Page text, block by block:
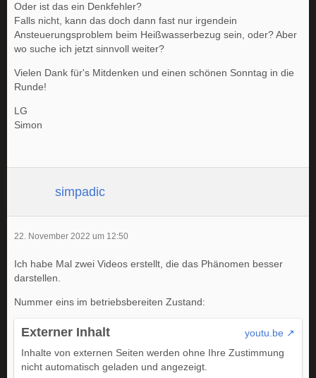
Oder ist das ein Denkfehler?
Falls nicht, kann das doch dann fast nur irgendein
Ansteuerungsproblem beim Heißwasserbezug sein, oder? Aber
wo suche ich jetzt sinnvoll weiter?
Vielen Dank für's Mitdenken und einen schönen Sonntag in die
Runde!
LG
Simon
simpadic
22. November 2022 um 12:50
Ich habe Mal zwei Videos erstellt, die das Phänomen besser
darstellen.
Nummer eins im betriebsbereiten Zustand:
Externer Inhalt
youtu.be
Inhalte von externen Seiten werden ohne Ihre Zustimmung
nicht automatisch geladen und angezeigt.